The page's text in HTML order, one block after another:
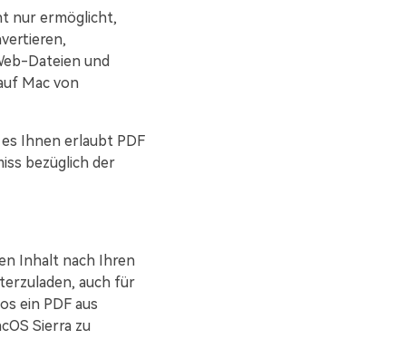
nur ermöglicht,
Dateien und
Mac von
Ihnen erlaubt PDF
bezüglich der
Inhalt nach Ihren
auch für
ein PDF aus
Sierra zu